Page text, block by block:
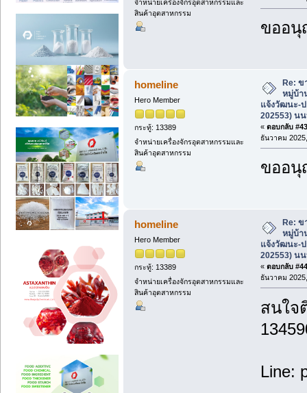
จำหน่ายเครื่องจักรอุตสาหกรรมและ
สินค้าอุตสาหกรรม
ขออนุ
homeline
Hero Member
กระทู้: 13389
จำหน่ายเครื่องจักรอุตสาหกรรมและ
สินค้าอุตสาหกรรม
Re: ข
หมู่บ้า
แจ้งวัฒนะ-ป
202553) น
« ตอบกลับ
ธันวาคม
ขออนุ
homeline
Hero Member
กระทู้: 13389
จำหน่ายเครื่องจักรอุตสาหกรรมและ
สินค้าอุตสาหกรรม
Re: ข
หมู่บ้า
แจ้งวัฒนะ-ป
202553) น
« ตอบกลับ
ธันวาคม
สนใจ
Line: